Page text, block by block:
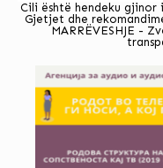
Cili është hendeku gjinor
Gjetjet dhe
MARRËVESHJE -